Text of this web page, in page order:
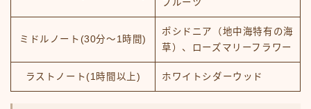
フルーツ
ミドルノート(30分～1時間)
ポシドニア（地中海特有の海
草）、ローズマリーフラワー
ラストノート(1時間以上) ホワイトシダーウッド